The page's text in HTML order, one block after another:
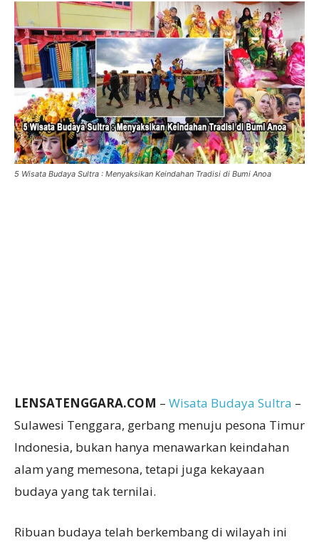
5 Wisata Budaya Sultra : Menyaksikan Keindahan Tradisi di Bumi Anoa
LENSATENGGARA.COM – Wisata Budaya Sultra –
Sulawesi Tenggara, gerbang menuju pesona Timur
Indonesia, bukan hanya menawarkan keindahan
alam yang memesona, tetapi juga kekayaan
budaya yang tak ternilai.
Ribuan budaya telah berkembang di wilayah ini